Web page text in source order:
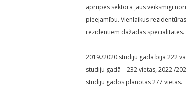
aprūpes sektorā ļaus veiksmīgi
pieejamību. Vienlaikus
rezidentiem dažādās specialitātēs.
2019./2020.studiju gadā bija 222
studiju gadā – 232 vietas, 2022./
studiju gados plānotas 277 vietas.